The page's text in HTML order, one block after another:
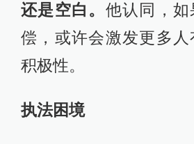
还是空白。 他认同，
偿，或许会激发更多
积极性。
执法困境